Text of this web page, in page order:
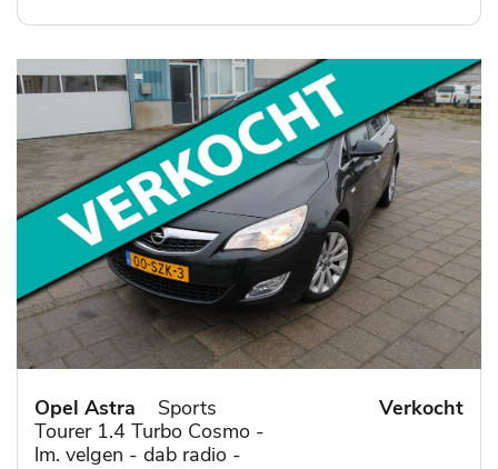
Opel Astra
Sports
Tourer 1.4 Turbo Cosmo -
lm. velgen - dab radio -
Verkocht